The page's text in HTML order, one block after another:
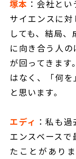
塚本 ：会社と
サイエンスに
しても、結局
に向き合う人
が回ってきま
はなく、「何
と思います。
エディ ：私も
エンスベース
たことがあり